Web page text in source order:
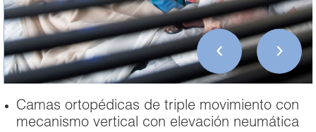
‹ ›
Camas ortopédicas de triple movimiento con
mecanismo vertical con elevación neumática